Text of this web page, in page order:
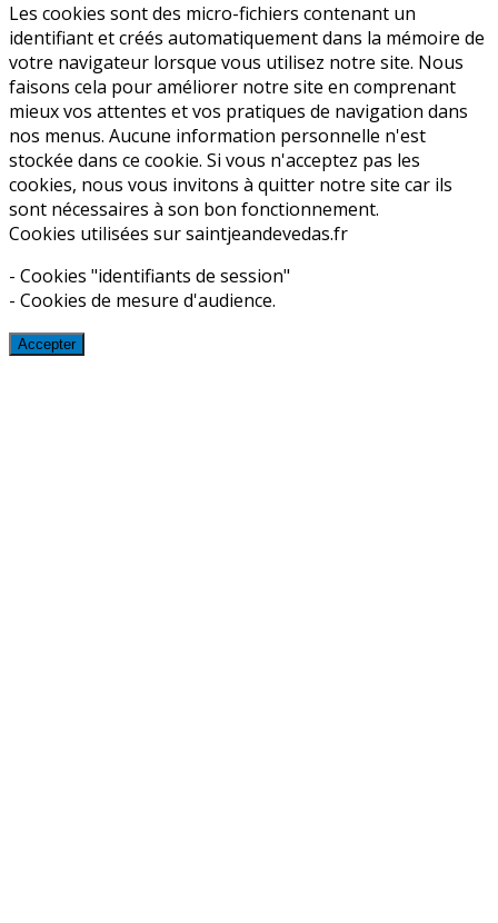
Les cookies sont des micro-fichiers contenant un
identifiant et créés automatiquement dans la mémoire de
votre navigateur lorsque vous utilisez notre site. Nous
faisons cela pour améliorer notre site en comprenant
mieux vos attentes et vos pratiques de navigation dans
nos menus. Aucune information personnelle n'est
stockée dans ce cookie. Si vous n'acceptez pas les
cookies, nous vous invitons à quitter notre site car ils
sont nécessaires à son bon fonctionnement.
Cookies utilisées sur saintjeandevedas.fr
- Cookies "identifiants de session"
- Cookies de mesure d'audience.
Accepter